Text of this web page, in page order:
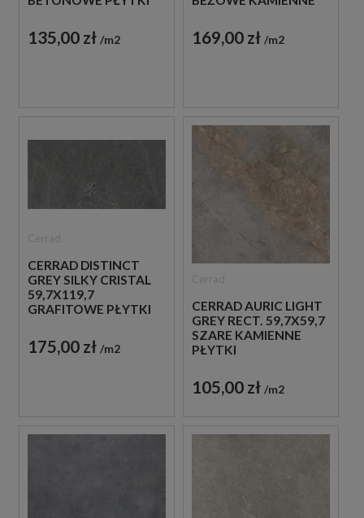
135,00 zł m2 169,00 zł m2
CERRAD DISTINCT
GREY SILKY CRISTAL
59,7X119,7
GRAFITOWE PŁYTKI
175,00 zł m2
CERRAD AURIC LIGHT
GREY RECT. 59,7X59,7
SZARE KAMIENNE
PŁYTKI
105,00 zł m2